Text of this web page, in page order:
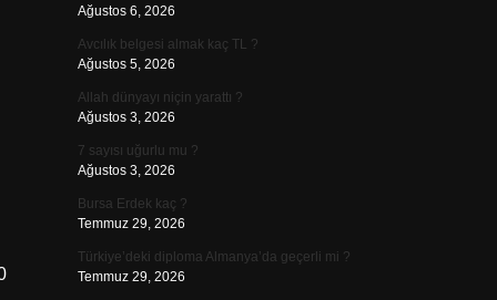
Ağustos 6, 2026
Avcılık belgesi almak kaç TL ?
Ağustos 5, 2026
Allah dünyayı niçin yarattı ?
Ağustos 3, 2026
7 sayısı uğurlu mu ?
Ağustos 3, 2026
Bursa Erdek kaç ?
Temmuz 29, 2026
Türkiye’deki diploma Almanya’da geçerli mi ?
Temmuz 29, 2026